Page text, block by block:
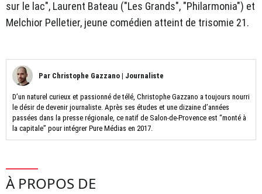
sur le lac", Laurent Bateau ("Les Grands", "Philarmonia") et
Melchior Pelletier, jeune comédien atteint de trisomie 21.
Par Christophe Gazzano | Journaliste
D’un naturel curieux et passionné de télé, Christophe Gazzano a toujours nourri
le désir de devenir journaliste. Après ses études et une dizaine d’années
passées dans la presse régionale, ce natif de Salon-de-Provence est “monté à
la capitale” pour intégrer Pure Médias en 2017.
À PROPOS DE